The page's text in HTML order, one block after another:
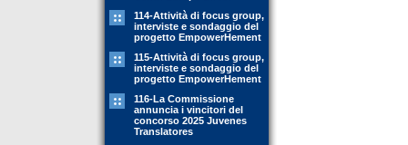
114-Attività di focus group,
interviste e sondaggio del
progetto EmpowerHement
115-Attività di focus group,
interviste e sondaggio del
progetto EmpowerHement
116-La Commissione
annuncia i vincitori del
concorso 2025 Juvenes
Translatores